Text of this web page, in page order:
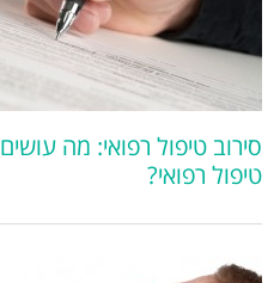
סירוב טיפול רפואי: מה
טיפול רפואי?